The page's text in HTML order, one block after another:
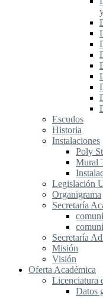
Escudos
Historia
Instalaciones
Poly
Mural
Legislación
Organigrama
Secretaría
Secretaría
Misión
Visión
Oferta Académica
Licenciatura
Datos